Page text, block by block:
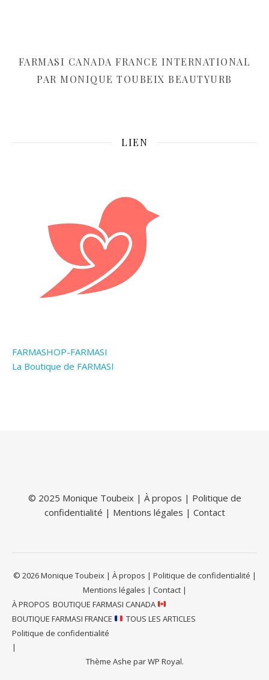
FARMASI CANADA FRANCE INTERNATIONAL
PAR MONIQUE TOUBEIX BEAUTYURB
LIEN
FARMASHOP-FARMASI
La Boutique de FARMASI
© 2025 Monique Toubeix | À propos | Politique de
confidentialité | Mentions légales | Contact
© 2026 Monique Toubeix | À propos | Politique de confidentialité |
Mentions légales | Contact |
À PROPOS BOUTIQUE FARMASI CANADA
BOUTIQUE FARMASI FRANCE
TOUS LES ARTICLES
Politique de confidentialité
Thème Ashe parWP Royal.